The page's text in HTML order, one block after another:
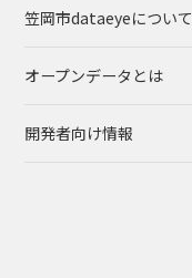
笠岡市dataeyeについて
オープンデータとは
開発者向け情報